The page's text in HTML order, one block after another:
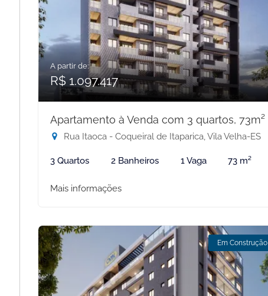
A partir de:
R$ 1.097.417
Apartamento à Venda com 3 quartos, 73m²
Rua Itaoca - Coqueiral de Itaparica, Vila Velha-ES
3 Quartos 2 Banheiros 1 Vaga 73 m²
Mais informações
Em Construção